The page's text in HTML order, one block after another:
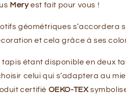
Meryest fait pour vous !
géométriques s’accordera
et cela grâce à ses
tapis étant disponible en deux
celui qui s’adaptera au
certifié OEKO-TEX